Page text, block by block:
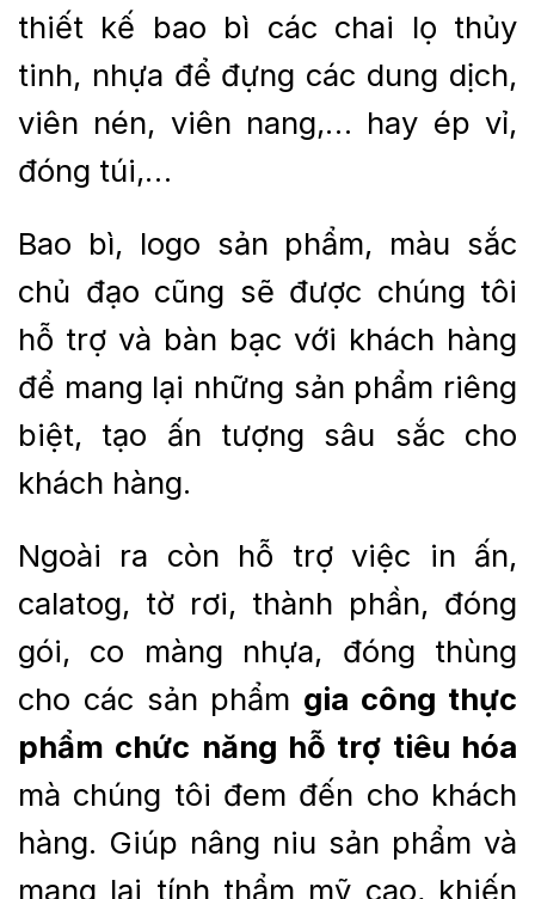
thiết kế bao bì các chai lọ thủy
tinh, nhựa để đựng các dung dịch,
viên nén, viên nang,… hay ép vỉ,
đóng túi,…
Bao bì, logo sản phẩm, màu sắc
chủ đạo cũng sẽ được chúng tôi
hỗ trợ và bàn bạc với khách hàng
để mang lại những sản phẩm riêng
biệt, tạo ấn tượng sâu sắc cho
khách hàng.
Ngoài ra còn hỗ trợ việc in ấn,
calatog, tờ rơi, thành phần, đóng
gói, co màng nhựa, đóng thùng
cho các sản phẩm gia công thực
phẩm chức năng hỗ trợ tiêu hóa
mà chúng tôi đem đến cho khách
hàng. Giúp nâng niu sản phẩm và
mang lại tính thẩm mỹ cao, khiến